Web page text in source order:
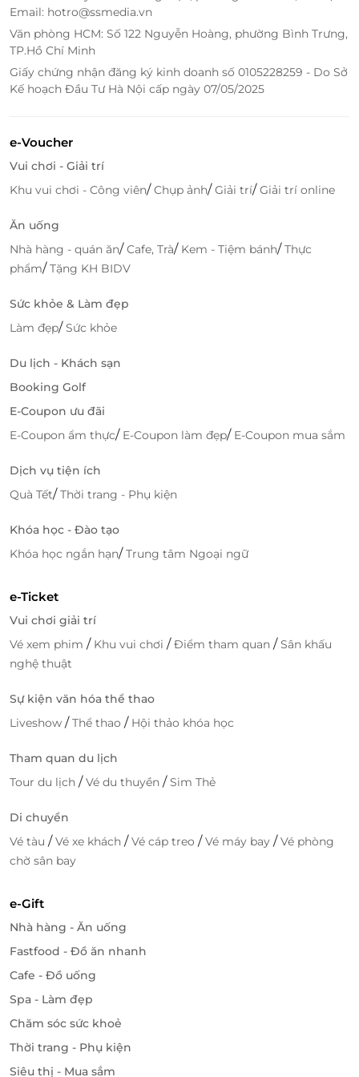
ngay qua LifeLink
để tận hưởng dịch vụ thư giãn
LifeLink
Email: hotro@ssmedia.vn
Văn phòng HCM: Số 122 Nguyễn Hoàng, phường Bình Trưng,
TP.Hồ Chí Minh
Giấy chứng nhận đăng ký kinh doanh số 0105228259 - Do Sở
Kế hoạch Đầu Tư Hà Nội cấp ngày 07/05/2025
e-Voucher
Vui chơi - Giải trí
Khu vui chơi - Công viên/Chụp ảnh/Giải trí/Giải trí online
Ăn uống
Nhà hàng - quán ăn/Cafe, Trà/ Kem - Tiệm bánh/Thực
phẩm/Tặng KH BIDV
Sức khỏe & Làm đẹp
Làm đẹp/Sức khỏe
Du lịch - Khách sạn
Booking Golf
E-Coupon ưu đãi
E-Coupon ẩm thực/ E-Coupon làm đẹp/ E-Coupon mua sắm
Dịch vụ tiện ích
Quà Tết/Thời trang - Phụ kiện
Khóa học - Đào tạo
Khóa học ngắn hạn/Trung tâm Ngoại ngữ
e-Ticket
Vui chơi giải trí
Vé xem phim / Khu vui chơi /Điểm tham quan /Sân khấu
nghệ thuật
Sự kiện văn hóa thể thao
Liveshow /Thể thao / Hội thảo khóa học
Tham quan du lịch
Tour du lịch /Vé du thuyền /Sim Thẻ
Di chuyển
Vé tàu /Vé xe khách /Vé cáp treo /Vé máy bay /Vé phòng
chờ sân bay
e-Gift
Nhà hàng - Ăn uống
Fastfood - Đồ ăn nhanh
Cafe - Đồ uống
Spa - Làm đẹp
Chăm sóc sức khoẻ
Thời trang - Phụ kiện
Siêu thị - Mua sắm